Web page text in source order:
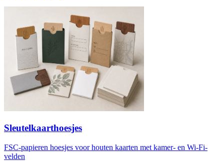
Sleutelkaarthoesjes
FSC-papieren hoesjes voor houten kaarten met kamer- en Wi-Fi-
velden